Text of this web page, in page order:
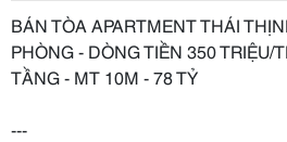
BÁN TÒA APARTMENT THÁI
PHÒNG - DÒNG TIỀN 350 TRIỆU/
TẦNG - MT 10M - 78 TỶ
---